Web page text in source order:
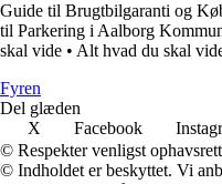
Guide til Brugtbilgaranti og
til Parkering i Aalborg
skal vide • Alt hvad du skal
Fyren
Del glæden
X
Facebook
© Respekter venligst
© Indholdet er beskyttet. Vi